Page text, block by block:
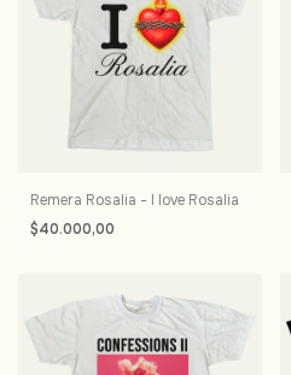
Remera Rosalia - I love Rosalia
$40.000,00